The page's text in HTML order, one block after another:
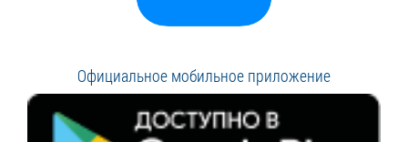
Официальное мобильное приложение